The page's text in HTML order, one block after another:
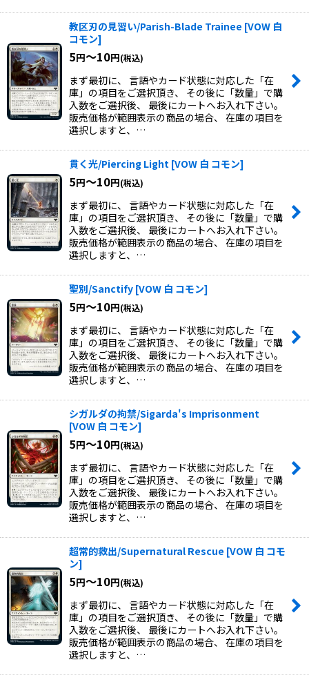
教区刃の見習い/Parish-Blade Trainee [VOW 白
コモン]
5円～10円(税込)
まず最初に、 言語やカード状態に対応した「在
庫」の項目をご選択頂き、 その後に「数量」で購
入数をご選択後、 最後にカートへお入れ下さい。
販売価格が範囲表示の商品の場合、 在庫の項目を
選択しますと、…
貫く光/Piercing Light [VOW 白 コモン]
5円～10円(税込)
まず最初に、 言語やカード状態に対応した「在
庫」の項目をご選択頂き、 その後に「数量」で購
入数をご選択後、 最後にカートへお入れ下さい。
販売価格が範囲表示の商品の場合、 在庫の項目を
選択しますと、…
聖別/Sanctify [VOW 白 コモン]
5円～10円(税込)
まず最初に、 言語やカード状態に対応した「在
庫」の項目をご選択頂き、 その後に「数量」で購
入数をご選択後、 最後にカートへお入れ下さい。
販売価格が範囲表示の商品の場合、 在庫の項目を
選択しますと、…
シガルダの拘禁/Sigarda's Imprisonment
[VOW 白 コモン]
5円～10円(税込)
まず最初に、 言語やカード状態に対応した「在
庫」の項目をご選択頂き、 その後に「数量」で購
入数をご選択後、 最後にカートへお入れ下さい。
販売価格が範囲表示の商品の場合、 在庫の項目を
選択しますと、…
超常的救出/Supernatural Rescue [VOW 白 コモ
ン]
5円～10円(税込)
まず最初に、 言語やカード状態に対応した「在
庫」の項目をご選択頂き、 その後に「数量」で購
入数をご選択後、 最後にカートへお入れ下さい。
販売価格が範囲表示の商品の場合、 在庫の項目を
選択しますと、…